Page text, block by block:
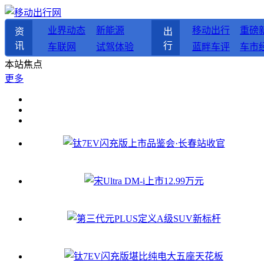
资
讯
业界动态
新能源
车联网
试驾体验
出
行
移动出行
重磅
蓝畔车评
车市
本站焦点
更多